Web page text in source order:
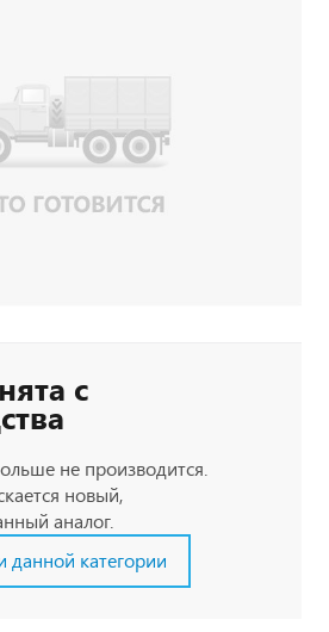
с
не производится.
новый,
аналог.
данной категории